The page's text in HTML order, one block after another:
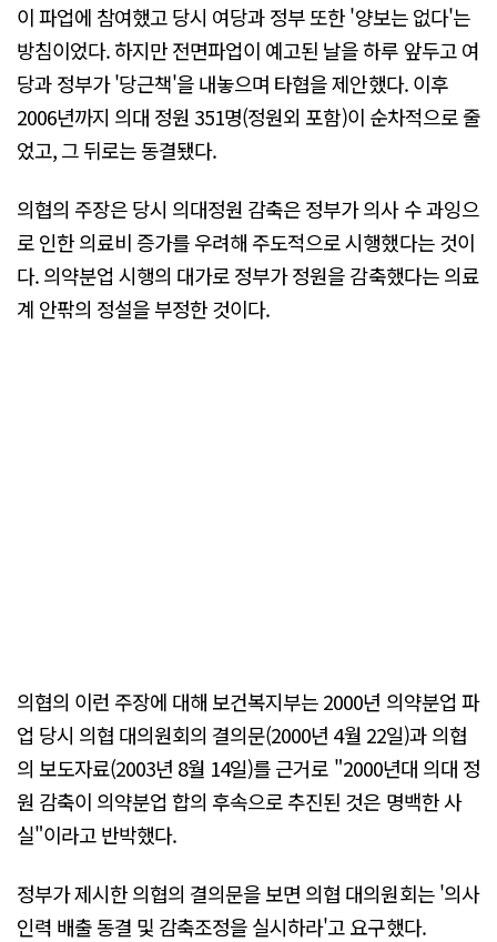
이 파업에 참여했고 당시 여당과 정부 또한 '양보는 없다'는
방침이었다. 하지만 전면파업이 예고된 날을 하루 앞두고 여
당과 정부가 '당근책'을 내놓으며 타협을 제안했다. 이후
2006년까지 의대 정원 351명(정원외 포함)이 순차적으로 줄
었고, 그 뒤로는 동결됐다.
의협의 주장은 당시 의대정원 감축은 정부가 의사 수 과잉으
로 인한 의료비 증가를 우려해 주도적으로 시행했다는 것이
다. 의약분업 시행의 대가로 정부가 정원을 감축했다는 의료
계 안팎의 정설을 부정한 것이다.
의협의 이런 주장에 대해 보건복지부는 2000년 의약분업 파
업 당시 의협 대의원회의 결의문(2000년 4월 22일)과 의협
의 보도자료(2003년 8월 14일)를 근거로 "2000년대 의대 정
원 감축이 의약분업 합의 후속으로 추진된 것은 명백한 사
실"이라고 반박했다.
정부가 제시한 의협의 결의문을 보면 의협 대의원회는 '의사
인력 배출 동결 및 감축조정을 실시하라'고 요구했다.